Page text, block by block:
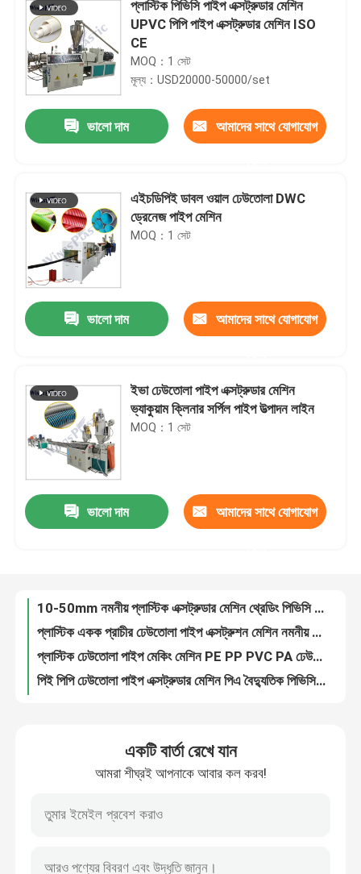
বাড়ি
পণ্য
আমাদের সম্পর্কে
মান নিয়ন্ত্রণ
যোগাযোগ করুন
প্লাস্টিক পাইপ এক্সট্রুশন লাইন
প্লাস্টিক টিউব এক্সট্রুডার মেশিন
এইচডিপিই পাইপ এক্সট্রুডার মেশিন
প্লাস্টিক পিভিসি পাইপ এক্সট্রুডার মেশিন
UPVC পিপি পাইপ এক্সট্রুডার মেশিন ISO
CE
MOQ：1 সেট
মূল্য：USD20000-50000/set
ভালো দাম আমাদের সাথে যোগাযোগ
এইচডিপিই ডাবল ওয়াল ঢেউতোলা DWC
ড্রেনেজ পাইপ মেশিন
MOQ：1 সেট
ভালো দাম আমাদের সাথে যোগাযোগ
ইভা ঢেউতোলা পাইপ এক্সট্রুডার মেশিন
ভ্যাকুয়াম ক্লিনার সর্পিল পাইপ উত্পাদন লাইন
MOQ：1 সেট
ভালো দাম আমাদের সাথে যোগাযোগ10-50mm নমনীয় প্লাস্টিক এক্সট্রুডার মেশিন থ্রেডিং পিভিসি পায়ের পাতার মোজাবিশেষ উত্পাদন লাইন
10-50mm PE ঢেউতোলা পাইপ উত্পাদন লাইন ঢেউতোলা নমনীয় পায়ের পাতার মোজাবিশেষ মেকিং মেশিন
নমনীয় ঢেউতোলা প্লাস্টিক পাইপ উত্পাদন লাইন পিপি ঢেউতোলা পায়ের পাতার মোজাবিশেষ মেশিন
10-50 মিমি নমনীয় কন্ডুইট মেশিন পিভিসি ঢেউতোলা পাইপ উত্পাদন লাইন PP PE
প্লাস্টিক পিপি পাইপ মেকিং মেশিন PE ইভা পিএ ঢেউতোলা পিভিসি পাইপ মেশিনারি
একটি বার্তা রেখে যান
আমরা শীঘ্রই আপনাকে আবার কল করব!